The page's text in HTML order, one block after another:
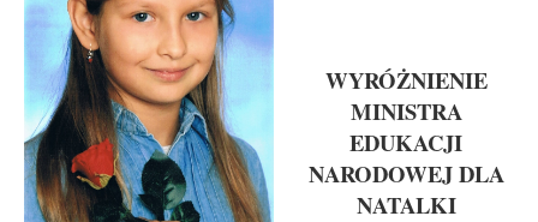
WYRÓŻNIENIE
MINISTRA
EDUKACJI
NARODOWEJ DLA
NATALKI